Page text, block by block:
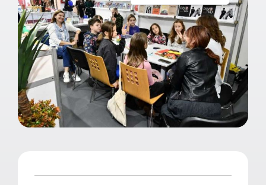
Документа школе
Контакт